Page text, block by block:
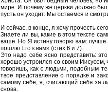
мире. И почему же церкви должно
пусть он уходит. Мы остаемся и
И сейчас, в конце, я хочу прочесть
Знаете ли вы, какие в этом тексте
ваше. Но Я истину говорю вам:
пошлю Его к вам» (стих 6 и 7).
Это надо себе ясно представить:
хорошо устроился со своим
говоришь, как с людьми, подобным
твое представление о порядке и
самому себе, я, считающий себя за
снова.